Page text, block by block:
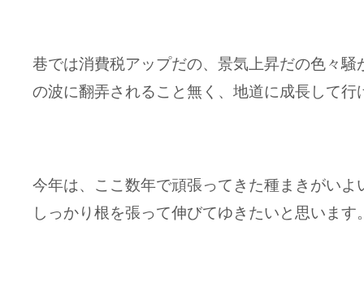
巷では消費税アップだの、景気上昇だの色々騒
の波に翻弄されること無く、地道に成長して行
今年は、ここ数年で頑張ってきた種まきがいよ
しっかり根を張って伸びてゆきたいと思います